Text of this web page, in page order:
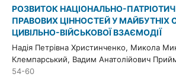
РОЗВИТОК НАЦІОНАЛЬНО-
ПРАВОВИХ ЦІННОСТЕЙ У МАЙБУТНІХ
ЦИВІЛЬНО-ВІЙСЬКОВОЇ ВЗАЄМОДІЇ
Надія Петрівна Христинченко, Микола
Клемпарський, Вадим Анатолійович
54-60